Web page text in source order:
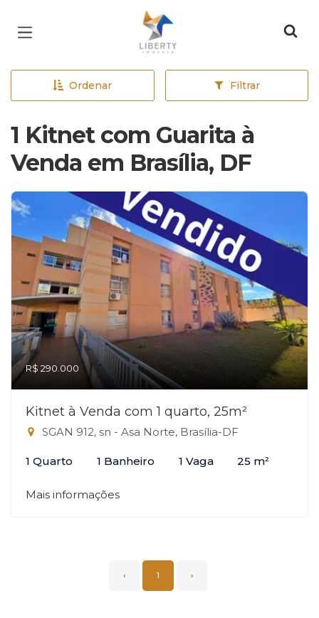
Página inicial
Ordenar Filtrar
1 Kitnet com Guarita à
Venda em Brasília, DF
R$ 290.000
Kitnet à Venda com 1 quarto, 25m²
SGAN 912, sn - Asa Norte, Brasília-DF
1 Quarto 1 Banheiro 1 Vaga 25 m²
Mais informações
‹ 1 ›